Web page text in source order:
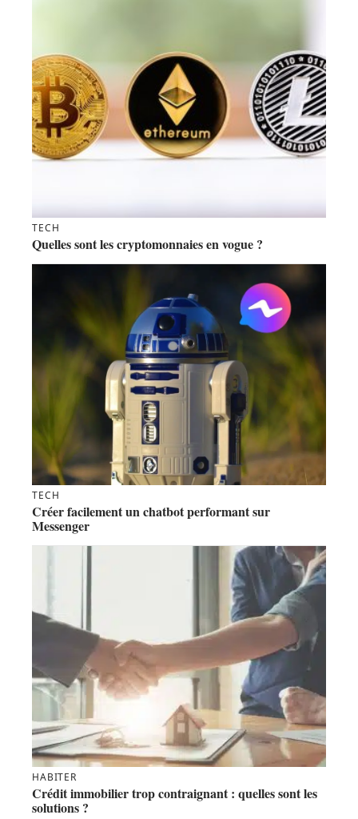
TECH
Quelles sont les cryptomonnaies en vogue ?
TECH
Créer facilement un chatbot performant sur
Messenger
HABITER
Crédit immobilier trop contraignant : quelles sont les
solutions ?